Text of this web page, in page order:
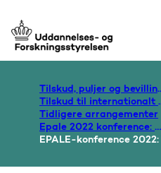
Gå til forsiden
Tilskud,
Tilskud til
Tidligere arrangementer
Epale 2022 konference: Voksnes kompetencer
EPALE-konference